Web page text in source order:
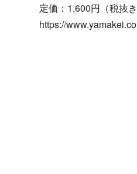
定価：1,600円（税抜き
https://